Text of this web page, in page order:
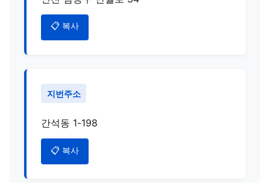
📋 복사
지번주소
간석동 1-198
📋 복사